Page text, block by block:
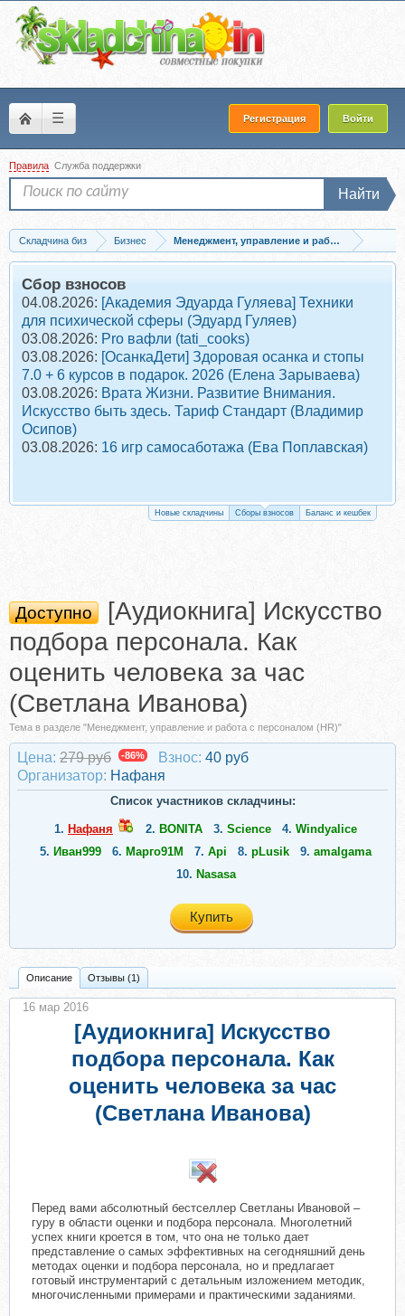
☰ Регистрация Войти
Правила Служба поддержки
Найти
Складчина биз Бизнес
Менеджмент, управление и работа с
Скачать [Аудиокнига] Искусство подбора персонала. Как оценить человека за...
Сбор взносов
04.08.2026: [Академия Эдуарда Гуляева] Техники
для психической сферы (Эдуард Гуляев)
03.08.2026: Pro вафли (tati_cooks)
03.08.2026: [ОсанкаДети] Здоровая осанка и стопы
7.0 + 6 курсов в подарок. 2026 (Елена Зарываева)
03.08.2026: Врата Жизни. Развитие Внимания.
Искусство быть здесь. Тариф Стандарт (Владимир
Осипов)
03.08.2026: 16 игр самосаботажа (Ева Поплавская)
Новые складчины Сборы взносов Баланс и кешбек
Доступно
[Аудиокнига] Искусство
подбора персонала. Как
оценить человека за час
(Светлана Иванова)
Тема в разделе "Менеджмент, управление и работа с персоналом (HR)"
Цена: 279 руб -86% Взнос: 40 руб
Организатор: Нафаня
Список участников складчины:
1. Нафаня 2. BONITA 3. Science 4. Windyalice
5. Иван999 6. Марго91М 7. Api 8. pLusik 9. amalgama
10. Nasasa
Купить
Описание Отзывы (1)
[Аудиокнига] Искусство
подбора персонала. Как
оценить человека за час
(Светлана Иванова)
Перед вами абсолютный бестселлер Светланы Ивановой –
гуру в области оценки и подбора персонала. Многолетний
успех книги кроется в том, что она не только дает
представление о самых эффективных на сегодняшний день
методах оценки и подбора персонала, но и предлагает
готовый инструментарий с детальным изложением методик,
многочисленными примерами и практическими заданиями.
16 мар 2016